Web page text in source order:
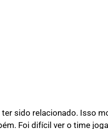
sido relacionado. Isso
Foi difícil ver o time